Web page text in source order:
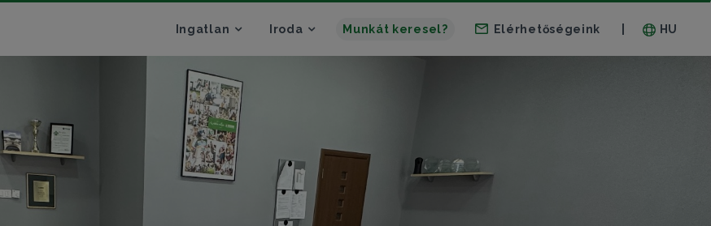
HU
Ingatlan Iroda Munkát keresel? Elérhetőségeink